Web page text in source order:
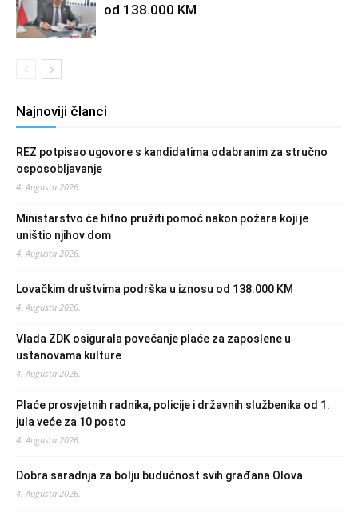
od 138.000 KM
Najnoviji članci
REZ potpisao ugovore s kandidatima odabranim za stručno
osposobljavanje
4. Augusta 2026.
Ministarstvo će hitno pružiti pomoć nakon požara koji je
uništio njihov dom
4. Augusta 2026.
Lovačkim društvima podrška u iznosu od 138.000 KM
4. Augusta 2026.
Vlada ZDK osigurala povećanje plaće za zaposlene u
ustanovama kulture
4. Augusta 2026.
Plaće prosvjetnih radnika, policije i državnih službenika od 1.
jula veće za 10 posto
4. Augusta 2026.
Dobra saradnja za bolju budućnost svih građana Olova
4. Augusta 2026.